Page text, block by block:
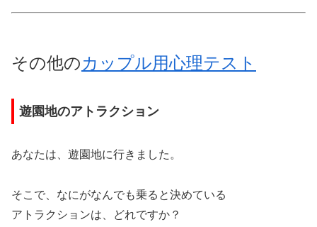
その他のカップル用心理テスト
遊園地のアトラクション
あなたは、遊園地に行きました。
そこで、なにがなんでも乗ると決めている
アトラクションは、どれですか？